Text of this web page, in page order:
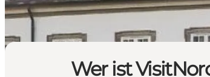
Wer ist